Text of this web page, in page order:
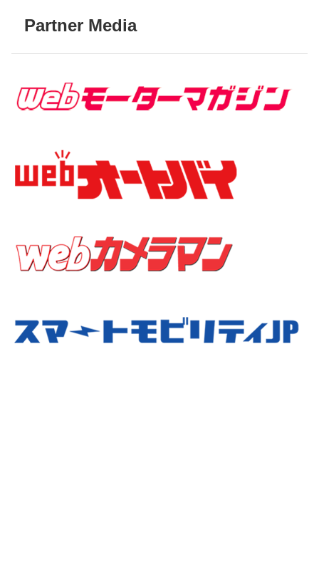
Partner Media